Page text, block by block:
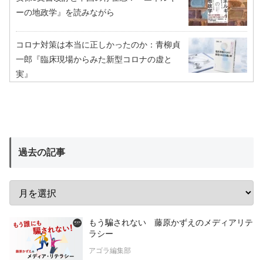
ーの地政学』を読みながら
コロナ対策は本当に正しかったのか：青柳貞
一郎『臨床現場からみた新型コロナの虚と
実』
過去の記事
もう騙されない 藤原かずえのメディアリテ
ラシー
アゴラ編集部